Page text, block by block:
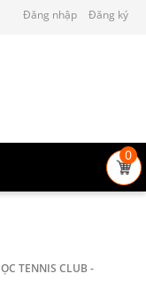
Đăng nhập Đăng ký
0
TENNIS CLUB -